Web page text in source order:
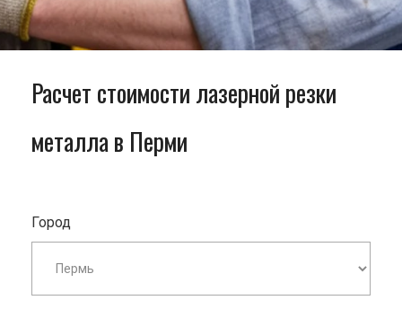
Расчет стоимости лазерной резки
металла в Перми
Город